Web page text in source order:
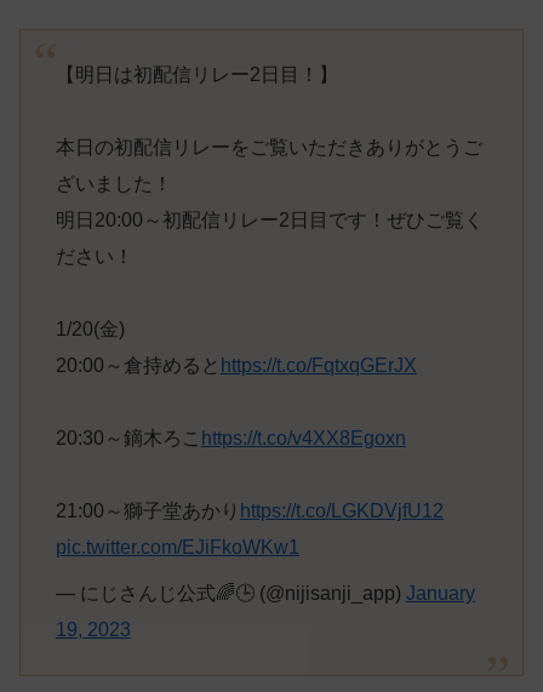
【明日は初配信リレー2日目！】
本日の初配信リレーをご覧いただきありがとうご
ざいました！
明日20:00～初配信リレー2日目です！ぜひご覧く
ださい！
1/20(金)
20:00～倉持めると https://t.co/FqtxqGErJX
20:30～鏑木ろこ https://t.co/v4XX8Egoxn
21:00～獅子堂あかり https://t.co/LGKDVjfU12
pic.twitter.com/EJiFkoWKw1
— にじさんじ公式🌈🕒 (@nijisanji_app) January
19, 2023